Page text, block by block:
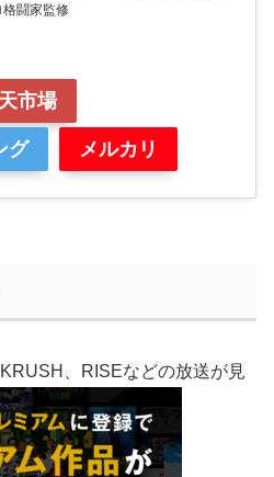
闘家監修
市場
グ メルカリ
、RISEなどの放送が見